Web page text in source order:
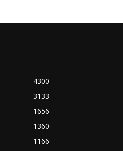
4300
3133
1656
1360
1166